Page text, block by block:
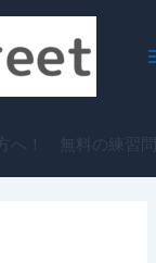
へ！ 無料の練習